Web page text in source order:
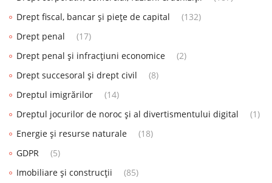
Drept fiscal, bancar și piețe de capital
(132)
Drept penal
(17)
Drept penal și infracțiuni economice
(2)
Drept succesoral și drept civil
(8)
Dreptul imigrărilor
(14)
Dreptul jocurilor de noroc și al divertismentului digital
(1)
Energie și resurse naturale
(18)
GDPR
(5)
Imobiliare și construcții
(85)